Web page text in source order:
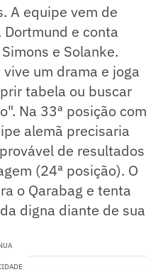
A equipe vem de
e conta
e Solanke.
um drama e joga
tabela ou buscar
Na 33ª posição com
alemã precisaria
de resultados
(24ª posição). O
o Qarabag e tenta
digna diante de sua